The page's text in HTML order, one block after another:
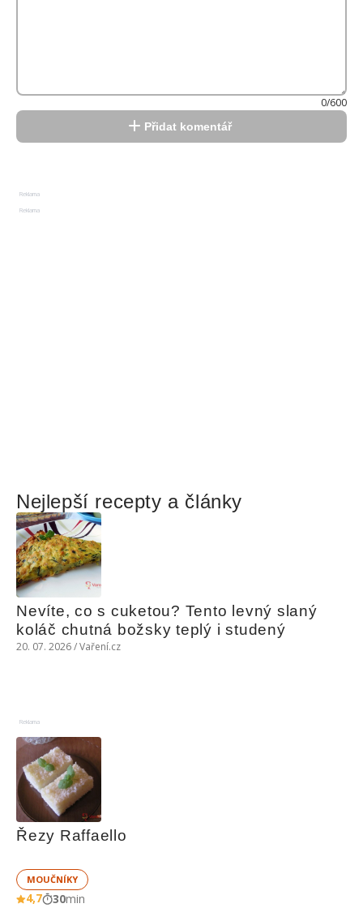
0/600
Přidat komentář
Reklama
Reklama
Nejlepší recepty a články
Nevíte, co s cuketou? Tento levný slaný
koláč chutná božsky teplý i studený
20. 07. 2026 / Vaření.cz
Reklama
Řezy Raffaello
MOUČNÍKY
4,7 30min